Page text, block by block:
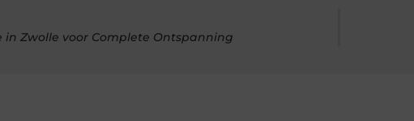
Zwolle voor Complete Ontspanning